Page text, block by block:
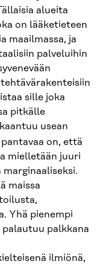
alueita
on lääketieteen
maailmassa, ja
palveluihin
sille joka
pitkälle
usean
on, että
mielletään juuri
maissa
Yhä pienempi
palkkana
ilmiönä,